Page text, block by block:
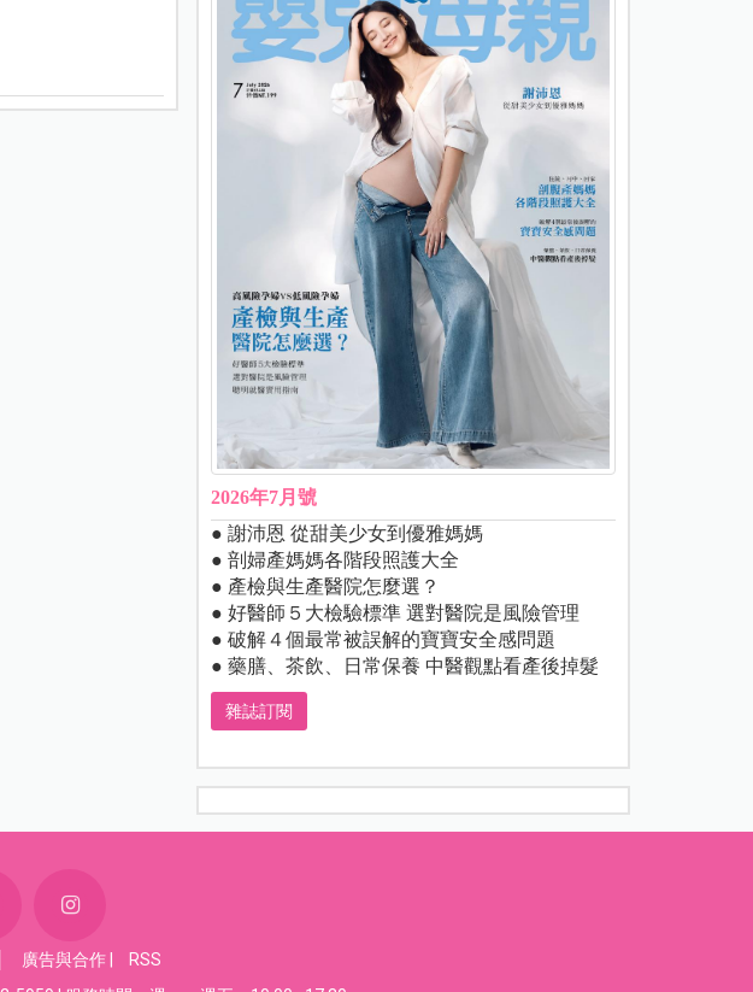
2026年7月號
● 謝沛恩 從甜美少女到優雅媽媽
● 剖婦產媽媽各階段照護大全
● 產檢與生產醫院怎麼選？
● 好醫師５大檢驗標準 選對醫院是風險管理
● 破解４個最常被誤解的寶寶安全感問題
● 藥膳、茶飲、日常保養 中醫觀點看產後掉髮
雜誌訂閱
廣告與合作
RSS